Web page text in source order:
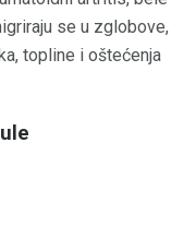
se u zglobove,
topline i oštećenja